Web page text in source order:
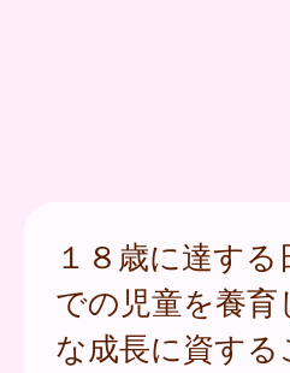
１８歳に達す
での児童を養
な成長に資す